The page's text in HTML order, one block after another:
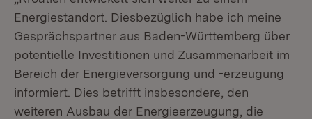
Energiestandort. Diesbezüglich habe ich meine
Gesprächspartner aus Baden-Württemberg über
potentielle Investitionen und Zusammenarbeit im
Bereich der Energieversorgung und -erzeugung
informiert. Dies betrifft insbesondere, den
weiteren Ausbau der Energieerzeugung, die